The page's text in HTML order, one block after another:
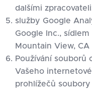
dalšími
služby Google
Google Inc.,
Mountain View, CA
Používání souborů
Vašeho
prohlížečů